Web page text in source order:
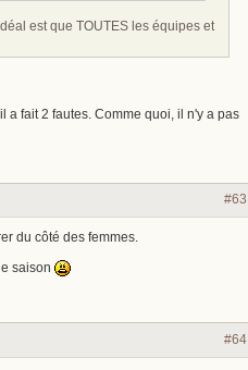
est que TOUTES les équipes et
a fait 2 fautes. Comme quoi, il n'y a pas
#63
du côté des femmes.
saison
#64